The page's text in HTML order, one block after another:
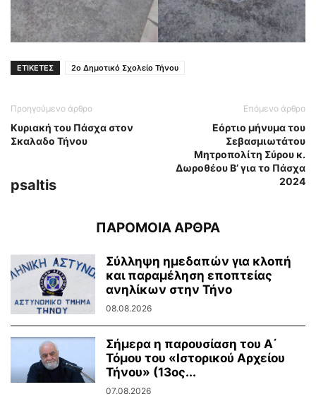
ΕΤΙΚΕΤΕΣ 2ο Δημοτικό Σχολείο Τήνου
Προηγούμενο άρθρο
Κυριακή του Πάσχα στον
Σκαλαδο Τήνου
Επόμενο άρθρο
Εόρτιο μήνυμα του
Σεβασμιωτάτου
Μητροπολίτη Σύρου κ.
Δωροθέου Β’ για το Πάσχα
2024
psaltis
ΠΑΡΟΜΟΙΑ ΑΡΘΡΑ
Σύλληψη ημεδαπών για κλοπή
και παραμέληση εποπτείας
ανηλίκων στην Τήνο
08.08.2026
Σήμερα η παρουσίαση του Α΄
Τόμου του «Ιστορικού Αρχείου
Τήνου» (13ος...
07.08.2026